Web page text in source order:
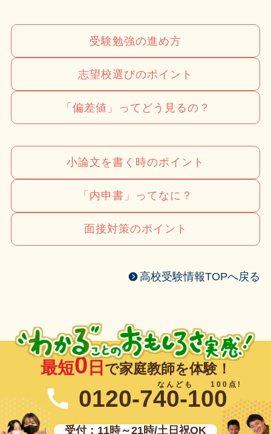
受験勉強の進め方
志望校選びのポイント
「偏差値」ってどう見るの？
小論文を書く時のポイント
「内申書」ってなに？
面接対策のポイント
高校受験情報TOPへ戻る
最短0 日 で家庭教師を体験！
0120-740-100
受付：11時～21時/土日祝OK